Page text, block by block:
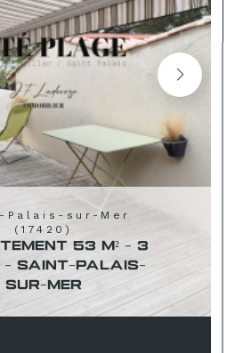
(17420)
53 M² - 3
- SAINT-PALAIS-
SUR-MER